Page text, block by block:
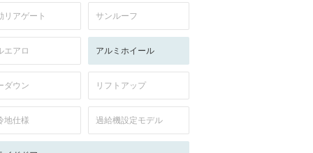
リアゲート サンルーフ
エアロ アルミホイール
ダウン リフトアップ
地仕様 過給機設定モデル